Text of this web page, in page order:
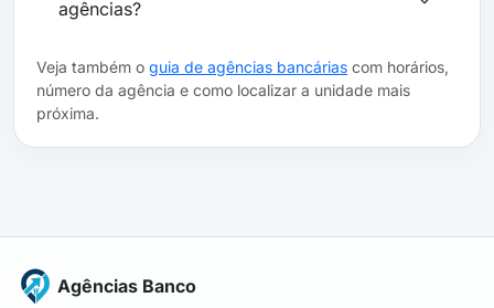
agências?
Veja também o guia de agências bancárias com horários,
número da agência e como localizar a unidade mais
próxima.
Agências Banco